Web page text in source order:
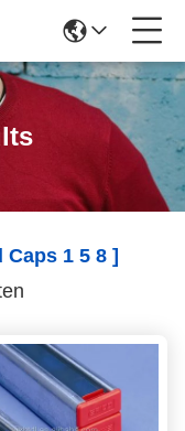
1 5 8 ]